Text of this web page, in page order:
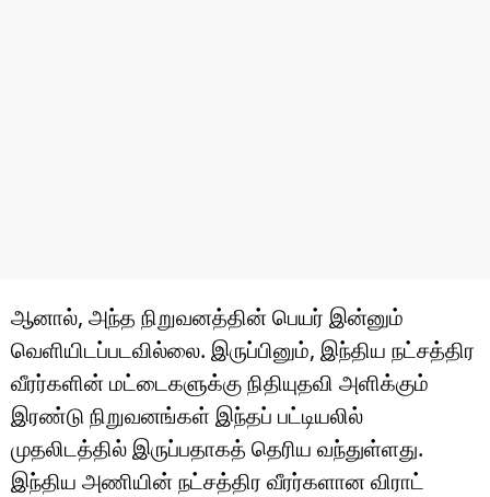
ஆனால், அந்த நிறுவனத்தின் பெயர் இன்னும்
வெளியிடப்படவில்லை. இருப்பினும், இந்திய நட்சத்திர
வீரர்களின் மட்டைகளுக்கு நிதியுதவி அளிக்கும்
இரண்டு நிறுவனங்கள் இந்தப் பட்டியலில்
முதலிடத்தில் இருப்பதாகத் தெரிய வந்துள்ளது.
இந்திய அணியின் நட்சத்திர வீரர்களான விராட்